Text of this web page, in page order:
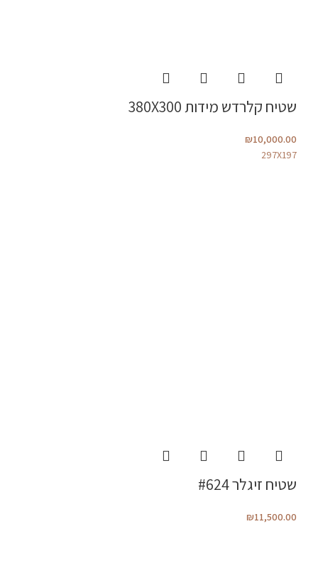
שטיח קלרדש מידות 380X300
₪10,000.00
297X197
שטיח זיגלר #624
₪11,500.00